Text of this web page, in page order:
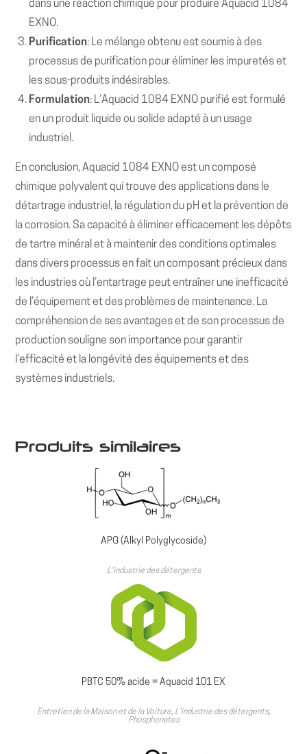
dans une réaction chimique pour produire Aquacid 1084
EXNO.
Purification: Le mélange obtenu est soumis à des
processus de purification pour éliminer les impuretés et
les sous-produits indésirables.
Formulation: L’Aquacid 1084 EXNO purifié est formulé
en un produit liquide ou solide adapté à un usage
industriel.
En conclusion, Aquacid 1084 EXNO est un composé
chimique polyvalent qui trouve des applications dans le
détartrage industriel, la régulation du pH et la prévention de
la corrosion. Sa capacité à éliminer efficacement les dépôts
de tartre minéral et à maintenir des conditions optimales
dans divers processus en fait un composant précieux dans
les industries où l’entartrage peut entraîner une inefficacité
de l’équipement et des problèmes de maintenance. La
compréhension de ses avantages et de son processus de
production souligne son importance pour garantir
l’efficacité et la longévité des équipements et des
systèmes industriels.
Produits similaires
APG (Alkyl Polyglycoside)
L'industrie des détergents
PBTC 50% acide = Aquacid 101 EX
Entretien de la Maison et de la Voiture, L'industrie des détergents,
Phosphonates